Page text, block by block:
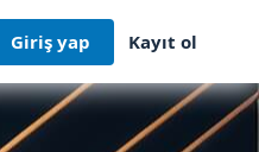
Giriş yap Kayıt ol